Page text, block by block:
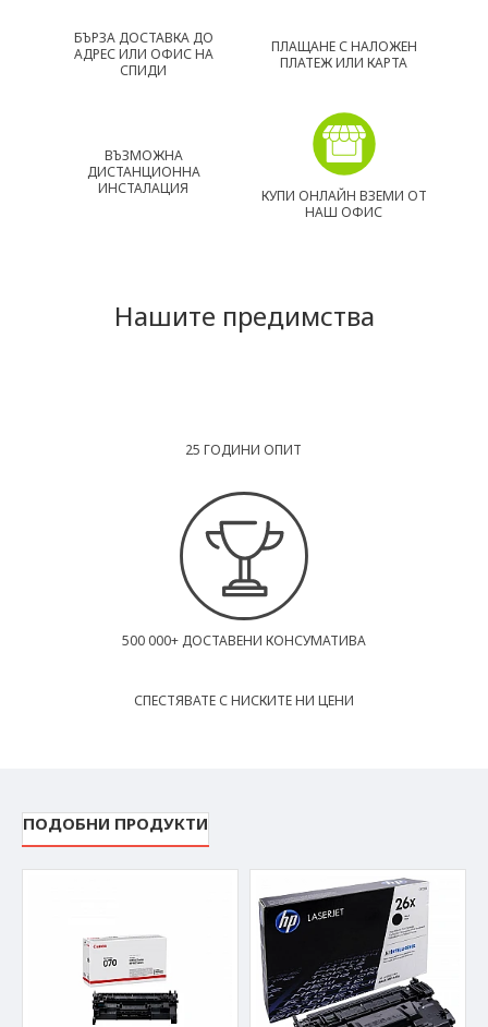
БЪРЗА ДОСТАВКА ДО
АДРЕС ИЛИ ОФИС НА
СПИДИ
ПЛАЩАНЕ С НАЛОЖЕН
ПЛАТЕЖ ИЛИ КАРТА
ВЪЗМОЖНА
ДИСТАНЦИОННА
ИНСТАЛАЦИЯ
КУПИ ОНЛАЙН ВЗЕМИ ОТ
НАШ ОФИС
Нашите предимства
25 ГОДИНИ ОПИТ
500 000+ ДОСТАВЕНИ КОНСУМАТИВА
СПЕСТЯВАТЕ С НИСКИТЕ НИ ЦЕНИ
ПОДОБНИ ПРОДУКТИ